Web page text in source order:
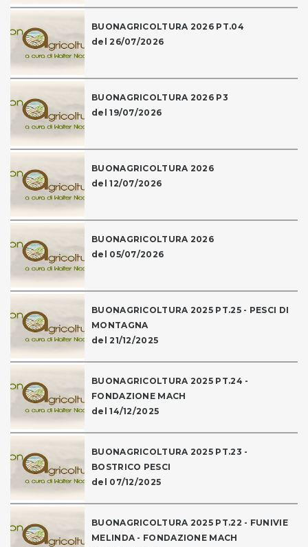
BUONAGRICOLTURA 2026 PT.04
del 26/07/2026
BUONAGRICOLTURA 2026 P3
del 19/07/2026
BUONAGRICOLTURA 2026
del 12/07/2026
BUONAGRICOLTURA 2026
del 05/07/2026
BUONAGRICOLTURA 2025 PT.25 - PESCI DI
MONTAGNA
del 21/12/2025
BUONAGRICOLTURA 2025 PT.24 -
FONDAZIONE MACH
del 14/12/2025
BUONAGRICOLTURA 2025 PT.23 -
BOSTRICO PESCI
del 07/12/2025
BUONAGRICOLTURA 2025 PT.22 - FUNIVIE
MELINDA - FONDAZIONE MACH